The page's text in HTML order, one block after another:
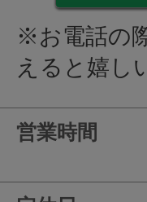
※お電話の
えると嬉し
営業時間